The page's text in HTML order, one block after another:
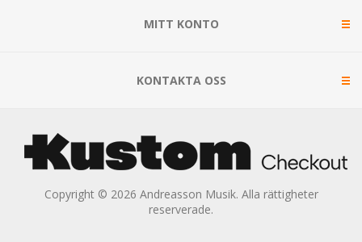
MITT KONTO
KONTAKTA OSS
Copyright © 2026 Andreasson Musik. Alla rättigheter
reserverade.